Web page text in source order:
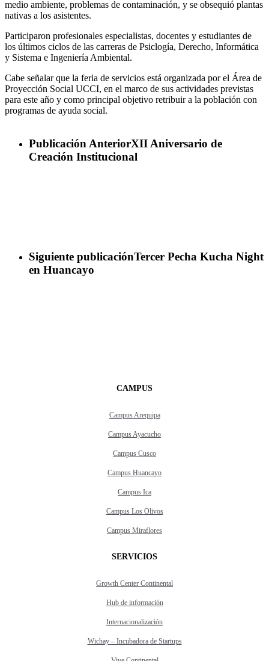
medio ambiente, problemas de contaminación, y se obsequió plantas
nativas a los asistentes.
Participaron profesionales especialistas, docentes y estudiantes de
los últimos ciclos de las carreras de Psiclogía, Derecho, Informática
y Sistema e Ingeniería Ambiental.
Cabe señalar que la feria de servicios está organizada por el Área de
Proyección Social UCCI, en el marco de sus actividades previstas
para este año y como principal objetivo retribuir a la población con
programas de ayuda social.
Publicación AnteriorXII Aniversario de
Creación Institucional
Siguiente publicaciónTercer Pecha Kucha Night
en Huancayo
CAMPUS
Campus Arequipa
Campus Ayacucho
Campus Cusco
Campus Huancayo
Campus Ica
Campus Los Olivos
Campus Miraflores
SERVICIOS
Growth Center Continental
Hub de información
Internacionalización
Wichay – Incubadora de Startups